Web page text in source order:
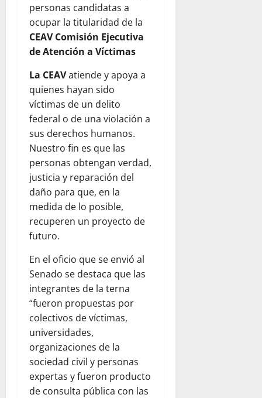
personas candidatas a
ocupar la titularidad de la
CEAV Comisión Ejecutiva
de Atención a Víctimas
La CEAVatiende y apoya a
quienes hayan sido
víctimas de un delito
federal o de una violación a
sus derechos humanos.
Nuestro fin es que las
personas obtengan verdad,
justicia y reparación del
daño para que, en la
medida de lo posible,
recuperen un proyecto de
futuro.
En el oficio que se envió al
Senado se destaca que las
integrantes de la terna
“fueron propuestas por
colectivos de víctimas,
universidades,
organizaciones de la
sociedad civil y personas
expertas y fueron producto
de consulta pública con las